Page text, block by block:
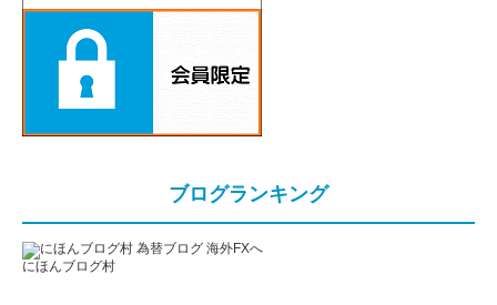
ブログランキング
にほんブログ村